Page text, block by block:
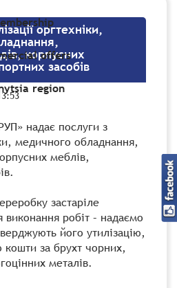
offers
region
оргтехніки,
корпусних
засобів
надає послуги з
медичного обладнання,
меблів,
застаріле
робіт – надаємо
його утилізацію,
за брухт чорних,
металів.